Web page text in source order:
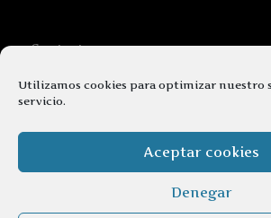
Utilizamos cookies para optimizar nuestro
servicio.
Aceptar cookies
Denegar
Contacto
Aviso legal